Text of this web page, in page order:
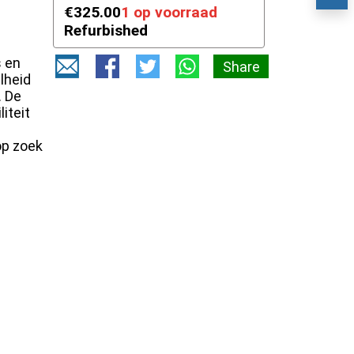
en
zoek
€325.001 op voorraad
Refurbished
Share